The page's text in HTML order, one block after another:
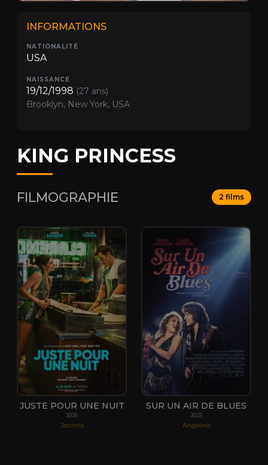
INFORMATIONS
NATIONALITÉ
USA
NAISSANCE
19/12/1998 (27 ans)
Brooklyn, New York, USA
KING PRINCESS
FILMOGRAPHIE 2 films
JUSTE POUR UNE NUIT
2026
Jacinta
SUR UN AIR DE BLUES
2025
Angelina